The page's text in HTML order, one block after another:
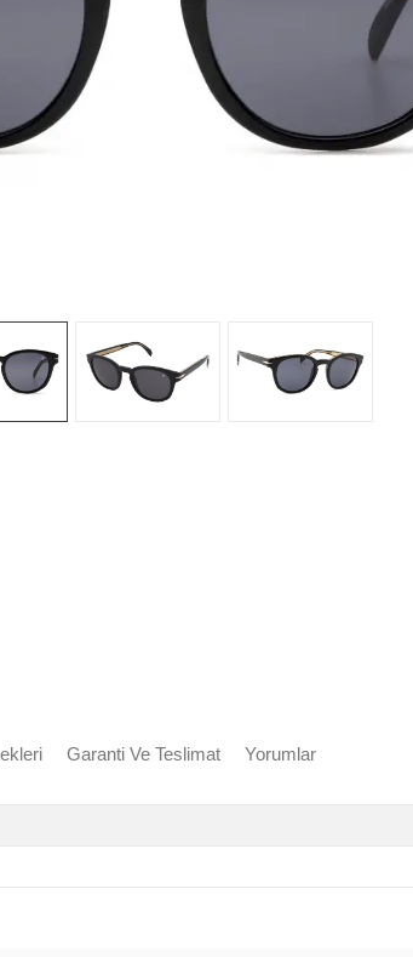
Garanti Ve Teslimat Yorumlar